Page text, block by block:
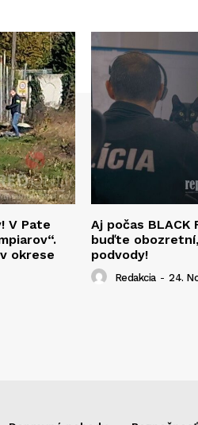
V Pate
okrese
Aj počas BLACK
buďte
podvody!
Redakcia - 24.